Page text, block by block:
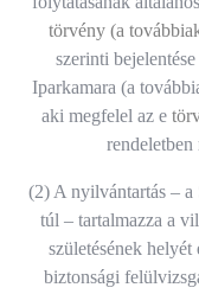
törvény (a
szerinti
Iparkamara (a
aki megfelel az e
rendeletben
(2) A nyilvántartás – a
túl – tartalmazza a
születésének
biztonsági